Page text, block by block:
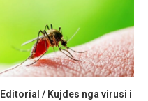
Editorial / Kujdes nga virusi i